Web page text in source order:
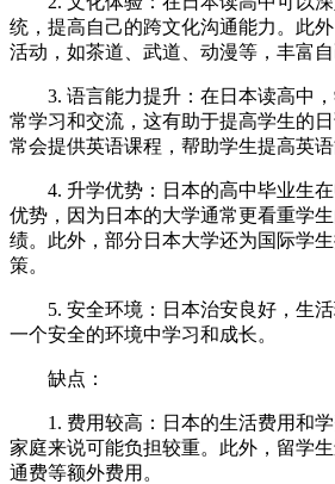
统，提高自己的跨文化沟通能力。此
活动，如茶道、武道、动漫等，丰富自
3. 语言能力提升：在日本读高中，
常学习和交流，这有助于提高学生的
常会提供英语课程，帮助学生提高英语
4. 升学优势：日本的高中毕业生在
优势，因为日本的大学通常更看重学
绩。此外，部分日本大学还为国际学
策。
5. 安全环境：日本治安良好，生活
一个安全的环境中学习和成长。
缺点：
1. 费用较高：日本的生活费用和学
家庭来说可能负担较重。此外，留学
通费等额外费用。